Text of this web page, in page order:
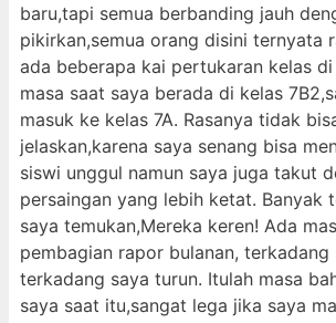
baru,tapi semua berbanding jauh
pikirkan,semua orang disini ternyata
ada beberapa kai pertukaran kelas di
masa saat saya berada di kelas
masuk ke kelas 7A. Rasanya tidak
jelaskan,karena saya senang bisa
siswi unggul namun saya juga takut
persaingan yang lebih ketat. Banyak
saya temukan,Mereka keren! Ada
pembagian rapor bulanan, terkadang
terkadang saya turun. Itulah masa
saya saat itu,sangat lega jika saya